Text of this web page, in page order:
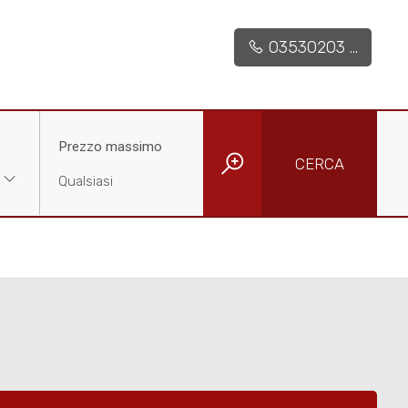
03530203 ...
Prezzo massimo
CERCA